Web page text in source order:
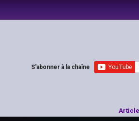
S'abonner à la chaîne